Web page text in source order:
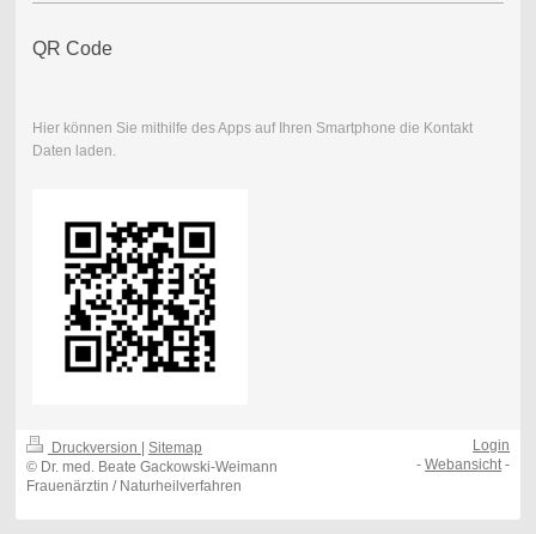
QR Code
Hier können Sie mithilfe des Apps auf Ihren Smartphone die Kontakt
Daten laden.
Druckversion | Sitemap
© Dr. med. Beate Gackowski-Weimann
Frauenärztin / Naturheilverfahren
Login
-Webansicht -